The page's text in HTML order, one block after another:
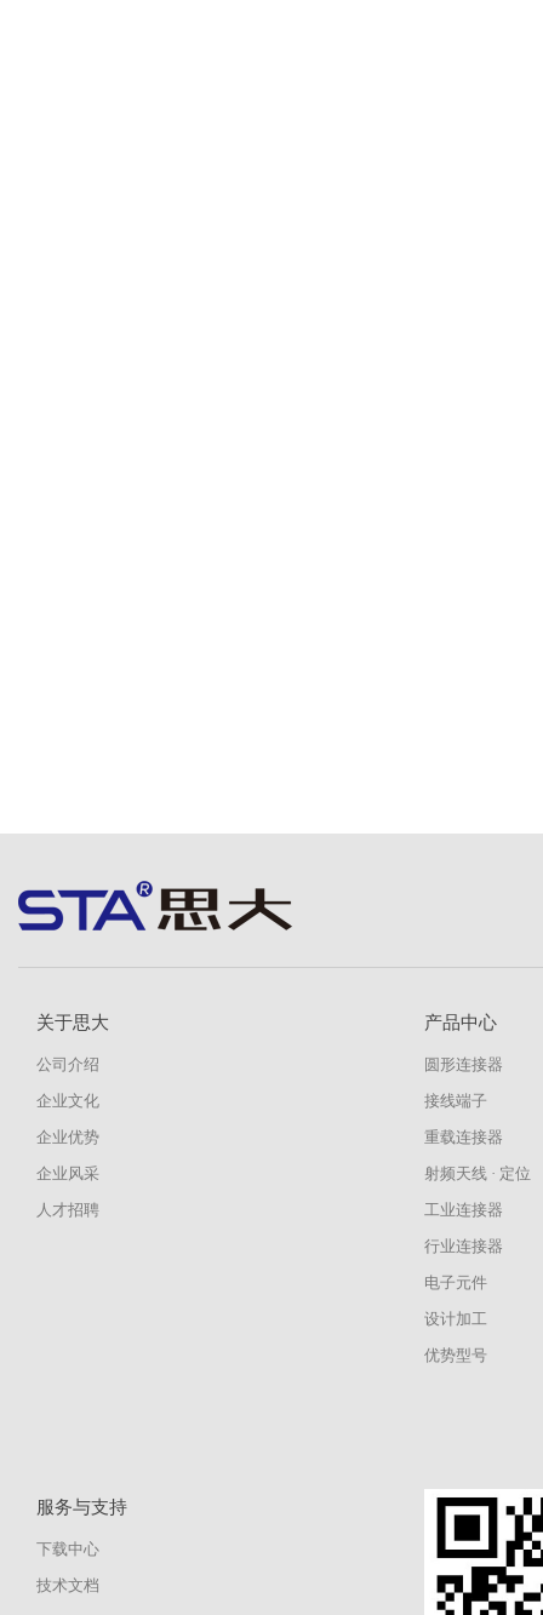
关于思大
公司介绍
企业文化
企业优势
企业风采
人才招聘
产品中心
圆形连接器
接线端子
重载连接器
射频天线 · 定位
工业连接器
行业连接器
电子元件
设计加工
优势型号
服务与支持
下载中心
技术文档